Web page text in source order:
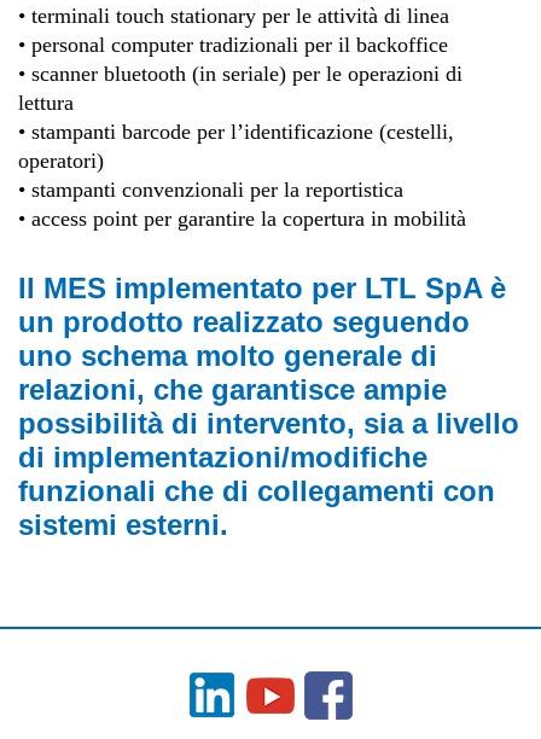
• terminali touch stationary per le attività di linea
• personal computer tradizionali per il backoffice
• scanner bluetooth (in seriale) per le operazioni di
lettura
• stampanti barcode per l’identificazione (cestelli,
operatori)
• stampanti convenzionali per la reportistica
• access point per garantire la copertura in mobilità
Il MES implementato per LTL SpA è
un prodotto realizzato seguendo
uno schema molto generale di
relazioni, che garantisce ampie
possibilità di intervento, sia a livello
di implementazioni/modifiche
funzionali che di collegamenti con
sistemi esterni.